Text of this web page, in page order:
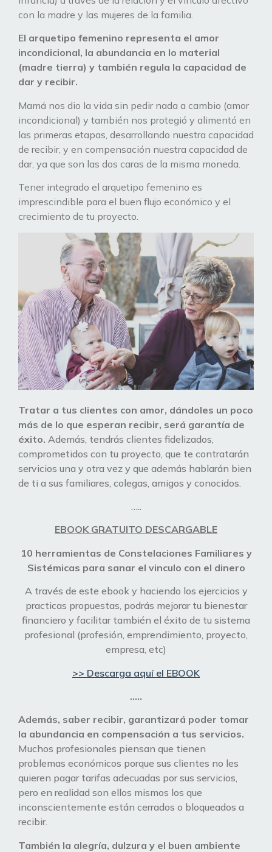
con la madre y las mujeres de la familia.
El arquetipo femenino representa el amor
incondicional, la abundancia en lo material
(madre tierra) y también regula la capacidad de
dar y recibir.
Mamá nos dio la vida sin pedir nada a cambio (amor
incondicional) y también nos protegió y alimentó en
las primeras etapas, desarrollando nuestra capacidad
de recibir, y en compensación nuestra capacidad de
dar, ya que son las dos caras de la misma moneda.
Tener integrado el arquetipo femenino es
imprescindible para el buen flujo económico y el
crecimiento de tu proyecto.
Tratar a tus clientes con amor, dándoles un poco
más de lo que esperan recibir, será garantía de
éxito. Además, tendrás clientes fidelizados,
comprometidos con tu proyecto, que te contratarán
servicios una y otra vez y que además hablarán bien
de ti a sus familiares, colegas, amigos y conocidos.
…..
EBOOK GRATUITO DESCARGABLE
10 herramientas de Constelaciones Familiares y
Sistémicas para sanar el vinculo con el dinero
A través de este ebook y haciendo los ejercicios y
practicas propuestas, podrás mejorar tu bienestar
financiero y facilitar también el éxito de tu sistema
profesional (profesión, emprendimiento, proyecto,
empresa, etc)
>> Descarga aquí el EBOOK
…..
Además, saber recibir, garantizará poder tomar
la abundancia en compensación a tus servicios.
Muchos profesionales piensan que tienen
problemas económicos porque sus clientes no les
quieren pagar tarifas adecuadas por sus servicios,
pero en realidad son ellos mismos los que
inconscientemente están cerrados o bloqueados a
recibir.
También la alegría, dulzura y el buen ambiente